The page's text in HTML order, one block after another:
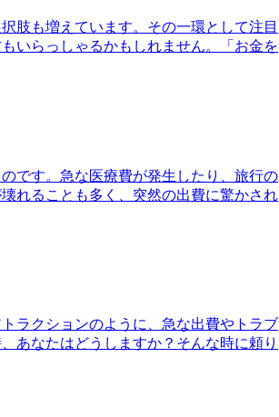
肢も増えています。その一環として注目
いらっしゃるかもしれません。「お金を
です。急な医療費が発生したり、旅行の
れることも多く、突然の出費に驚かされ
ラクションのように、急な出費やトラブ
あなたはどうしますか？そんな時に頼り